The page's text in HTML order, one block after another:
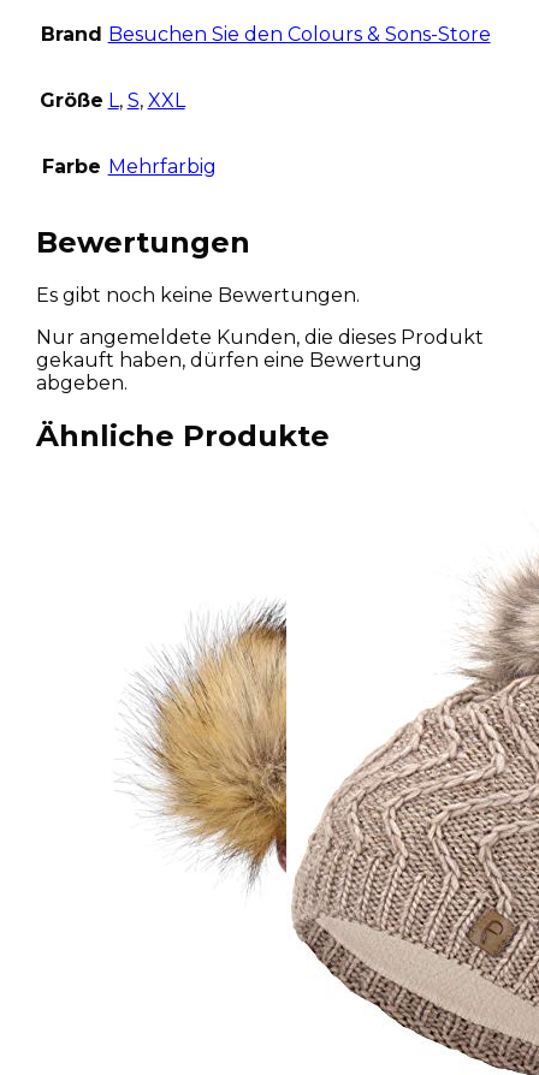
Brand Besuchen Sie den Colours & Sons-Store
Größe L, S, XXL
Farbe Mehrfarbig
Bewertungen
Es gibt noch keine Bewertungen.
Nur angemeldete Kunden, die dieses Produkt
gekauft haben, dürfen eine Bewertung
abgeben.
Ähnliche Produkte